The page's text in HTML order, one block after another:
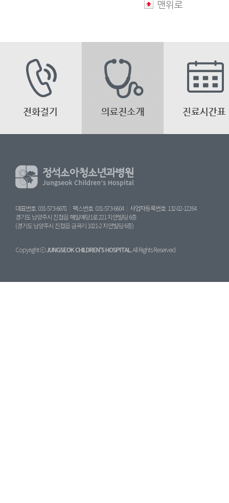
맨위로
대표번호. 031-573-6678 팩스번호. 031-573-6604
사업자등록번호. 132-82-12264
경기도 남양주시 진접읍 해밀예당1로 221 지안빌딩 6층
(경기도 남양주시 진접읍 금곡리 1021-2 지안빌딩 6층)
Copyright ⓒJUNGSEOK CHILDREN’S HOSPITAL.All Rights Reserved.